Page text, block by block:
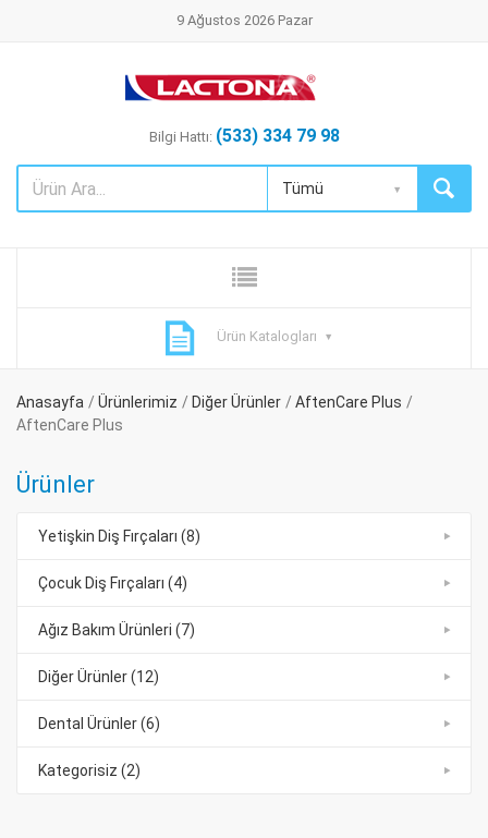
9 Ağustos 2026 Pazar
Bilgi Hattı: (533) 334 79 98
Tümü
Ürün Katalogları
Anasayfa Ürünlerimiz Diğer Ürünler
AftenCare Plus
AftenCare Plus
Ürünler
Yetişkin Diş Fırçaları (8)
Çocuk Diş Fırçaları (4)
Ağız Bakım Ürünleri (7)
Diğer Ürünler (12)
Dental Ürünler (6)
Kategorisiz (2)